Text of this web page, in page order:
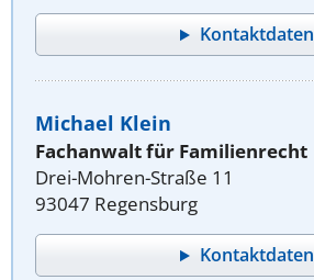
Kontaktdaten
Michael Klein
Fachanwalt für Familienrecht
Drei-Mohren-Straße 11
93047 Regensburg
Kontaktdaten